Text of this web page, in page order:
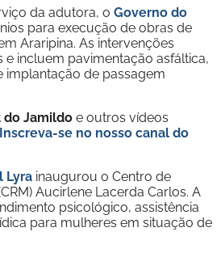
da adutora, o Governo do
para execução de obras de
Araripina. As intervenções
e incluem pavimentação asfáltica,
implantação de passagem
do Jamildo e outros vídeos
Inscreva-se no nosso canal do
Lyra inaugurou o Centro de
Aucirlene Lacerda Carlos. A
psicológico, assistência
para mulheres em situação de